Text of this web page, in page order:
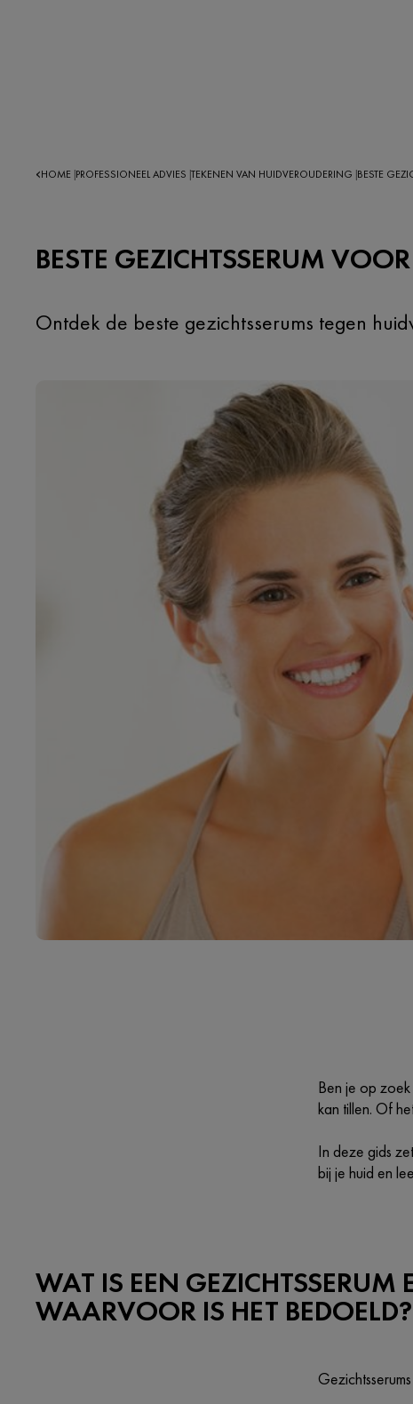
HOME PROFESSIONEEL ADVIES TEKENEN VAN HUIDVEROUDERING BESTE
BESTE GEZICHTSSERUM
Ontdek de beste gezichtsserums tegen
Ben je op
kan tillen. Of
In deze gids
bij je huid en
WAT IS EEN GEZICHTSSERUM
WAARVOOR IS HET BEDOELD?